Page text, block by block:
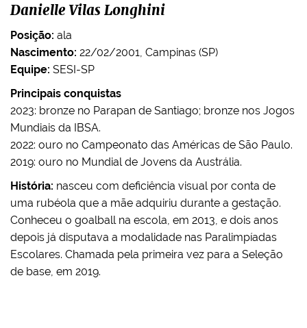
Danielle Vilas Longhini
Posição: ala
Nascimento: 22/02/2001, Campinas (SP)
Equipe: SESI-SP
Principais conquistas
2023: bronze no Parapan de Santiago; bronze nos Jogos
Mundiais da IBSA.
2022: ouro no Campeonato das Américas de São Paulo.
2019: ouro no Mundial de Jovens da Austrália.
História: nasceu com deficiência visual por conta de
uma rubéola que a mãe adquiriu durante a gestação.
Conheceu o goalball na escola, em 2013, e dois anos
depois já disputava a modalidade nas Paralimpíadas
Escolares. Chamada pela primeira vez para a Seleção
de base, em 2019.